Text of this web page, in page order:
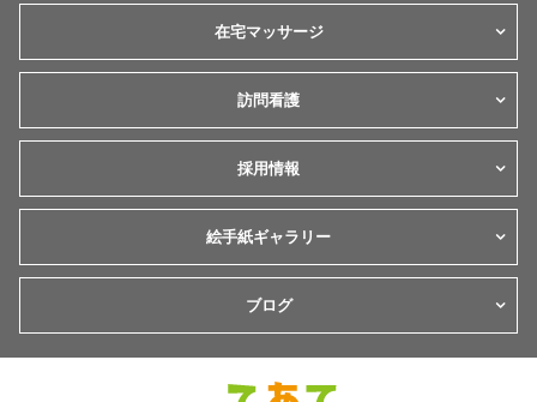
在宅マッサージ
訪問看護
採用情報
絵手紙ギャラリー
ブログ